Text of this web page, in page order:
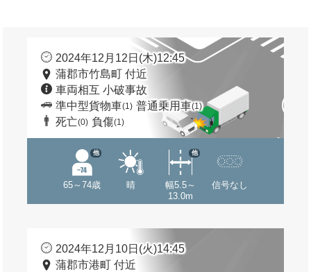
2024年12月12日(木)12:45
蒲郡市竹島町 付近
車両相互 小破事故
準中型貨物車(1) 普通乗用車(1)
死亡(0) 負傷(1)
65～74歳
他
晴
幅5.5～
13.0m
他
信号なし
2024年12月10日(火)14:45
蒲郡市港町 付近